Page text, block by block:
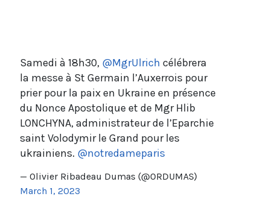
Samedi à 18h30, @MgrUlrich célébrera
la messe à St Germain l’Auxerrois pour
prier pour la paix en Ukraine en présence
du Nonce Apostolique et de Mgr Hlib
LONCHYNA, administrateur de l’Eparchie
saint Volodymir le Grand pour les
ukrainiens. @notredameparis
— Olivier Ribadeau Dumas (@ORDUMAS)
March 1, 2023